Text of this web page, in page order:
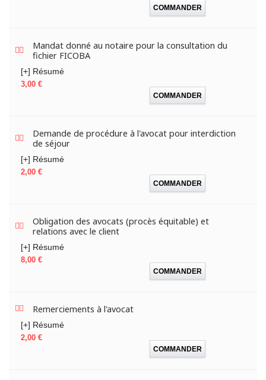
COMMANDER
Mandat donné au notaire pour la consultation du
fichier FICOBA
[+] Résumé
Prix
3,00 €
COMMANDER
Demande de procédure à l'avocat pour interdiction
de séjour
[+] Résumé
Prix
2,00 €
COMMANDER
Obligation des avocats (procès équitable) et
relations avec le client
[+] Résumé
Prix
8,00 €
COMMANDER
Remerciements à l'avocat
[+] Résumé
Prix
2,00 €
COMMANDER